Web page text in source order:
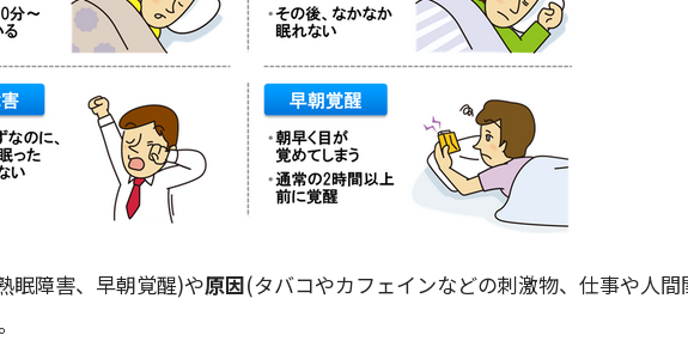
眠障害、早朝覚醒)や原因(タバコやカフェインなどの刺激物、仕事や人間